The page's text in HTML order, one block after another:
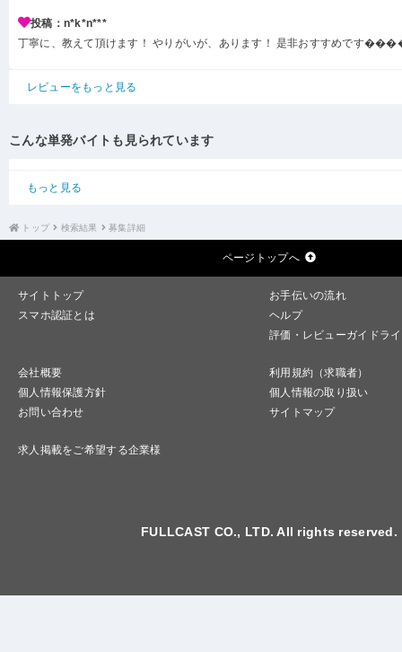
投稿：n*k*n***
丁寧に、教えて頂けます！ やりがいが、あります！ 是非おすすめです
レビューをもっと見る
こんな単発バイトも見られています
もっと見る
トップ 検索結果 募集詳細
ページトップへ
サイトトップ
お手伝いの流れ
スマホ認証とは
ヘルプ
評価・レビューガイドラ
会社概要
利用規約（求職者）
個人情報保護方針
個人情報の取り扱い
お問い合わせ
サイトマップ
求人掲載をご希望する企業様
FULLCAST CO., LTD. All rights reserved.